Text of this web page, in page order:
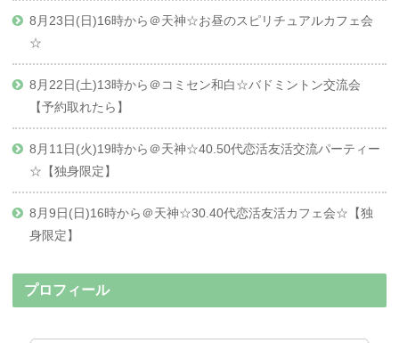
8月23日(日)16時から＠天神☆お昼のスピリチュアルカフェ会
☆
8月22日(土)13時から＠コミセン和白☆バドミントン交流会
【予約取れたら】
8月11日(火)19時から＠天神☆40.50代恋活友活交流パーティー
☆【独身限定】
8月9日(日)16時から＠天神☆30.40代恋活友活カフェ会☆【独
身限定】
プロフィール